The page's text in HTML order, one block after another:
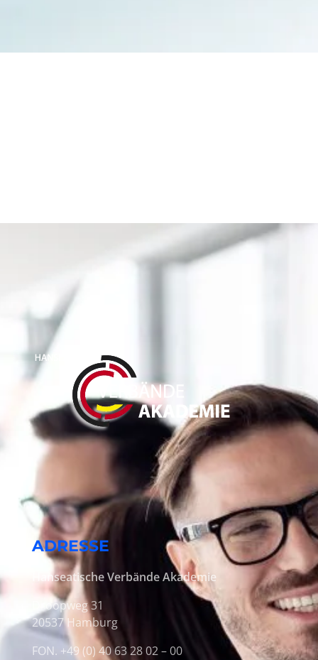
ADRESSE
Hanseatische Verbände Akademie
Droopweg 31
20537 Hamburg
FON. +49 (0) 40 63 28 02 – 00